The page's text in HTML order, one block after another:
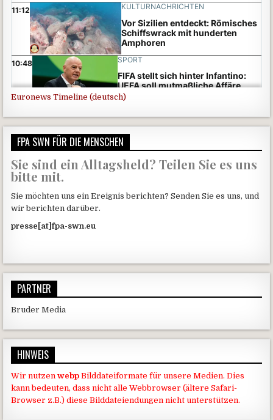
Euronews Timeline (deutsch)
FPA SWN FÜR DIE MENSCHEN
Sie sind ein Alltagsheld? Teilen Sie es uns
bitte mit.
Sie möchten uns ein Ereignis berichten? Senden Sie es uns, und
wir berichten darüber.
presse[at]fpa-swn.eu
PARTNER
Bruder Media
HINWEIS
Wir nutzen webp Bilddateiformate für unsere Medien. Dies
kann bedeuten, dass nicht alle Webbrowser (ältere Safari-
Browser z.B.) diese Bilddateiendungen nicht unterstützen.